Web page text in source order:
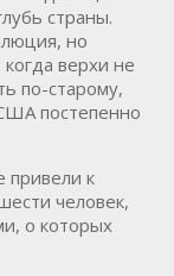
страны.
но
верхи не
по-старому,
постепенно
привели к
человек,
о которых